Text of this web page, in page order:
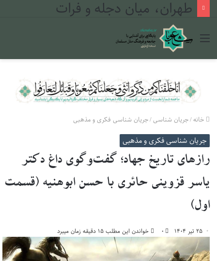
طهران، میان دجله و فرات
منو
خانه/جریان شناسی/جریان شناسی فکری و مذهبی
جریان شناسی فکری و مذهبی
رازهای تاریخ جهاد؛ گفت‌وگوی داغ دکتر
یاسر قزوینی حائری با حسن ابوهنیه (قسمت
اول)
۲۵ تیر ۱۴۰۴ ۰ خواندن این مطلب ۱۵ دقیقه زمان میبرد